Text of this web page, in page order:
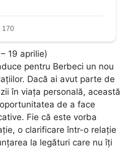
19 aprilie)
pentru Berbeci un nou
Dacă ai avut parte de
în viața personală, această
de a face
Fie că este vorba
o clarificare într-o relație
la legături care nu îți